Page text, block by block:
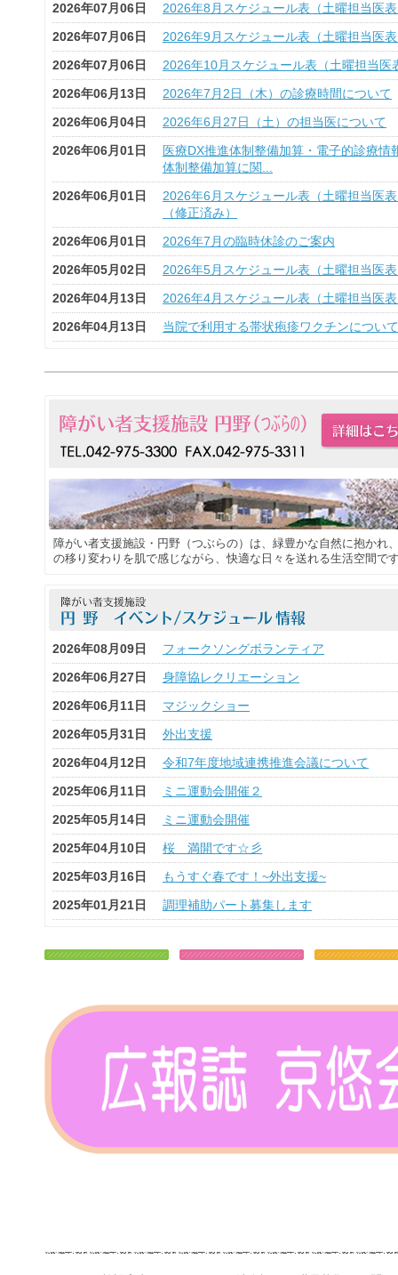
2026年07月06日
2026年8月スケジュール表（土曜担当医
2026年07月06日
2026年9月スケジュール表（土曜担当医
2026年07月06日
2026年10月スケジュール表（土曜担当医
2026年06月13日
2026年7月2日（木）の診療時間について
2026年06月04日
2026年6月27日（土）の担当医について
2026年06月01日
医療DX推進体制整備加算・電子的診療情
体制整備加算に関...
2026年06月01日
2026年6月スケジュール表（土曜担当医
（修正済み）
2026年06月01日
2026年7月の臨時休診のご案内
2026年05月02日
2026年5月スケジュール表（土曜担当医
2026年04月13日
2026年4月スケジュール表（土曜担当医
2026年04月13日
当院で利用する帯状疱疹ワクチンについて
障がい者支援施設・円野（つぶらの）は、緑豊かな自然に抱かれ
の移り変わりを肌で感じながら、快適な日々を送れる生活空間で
2026年08月09日
フォークソングボランティア
2026年06月27日
身障協レクリエーション
2026年06月11日
マジックショー
2026年05月31日
外出支援
2026年04月12日
令和7年度地域連携推進会議について
2025年06月11日
ミニ運動会開催２
2025年05月14日
ミニ運動会開催
2025年04月10日
桜 満開です☆彡
2025年03月16日
もうすぐ春です！~外出支援~
2025年01月21日
調理補助パート募集します